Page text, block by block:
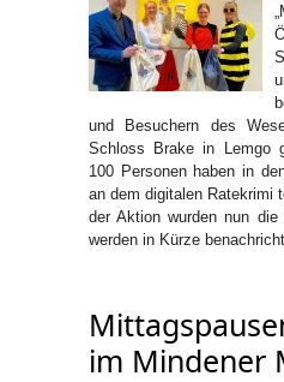
und Besuchern des
Schloss Brake in Lemgo
100 Personen haben in
an dem digitalen Ratekrimi
der Aktion wurden nun
werden in Kürze
im Mindener